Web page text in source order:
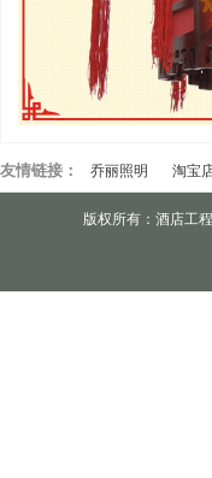
友情链接： 乔丽照明 淘宝
版权所有：酒店工